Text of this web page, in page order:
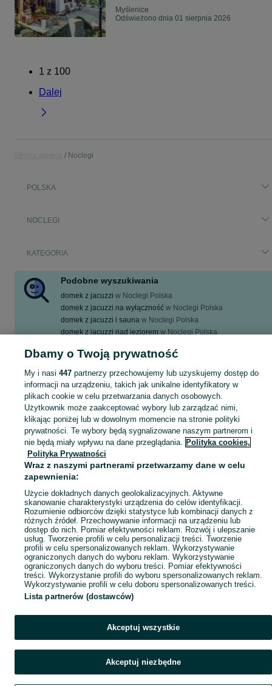
Myślenice
Odświeżono dnia 01 sierpnia 2026
1 z 100
Dalej
Noclegi
POLSKA
NOCLEGI
KATEGORIA
Podobne wyszukiwania
domek z jacuzzi w Noclegi Polska
domek z jacuzzi na wyłączność w Noclegi Polska
domek z jacuzzi i sauna w Noclegi Polska
domek z jacuzzi nad jeziorem w Noclegi Polska
Zobacz Więcej
Domki z jacuzzi - dlaczego to doskonała forma
Domki z jacuzzi to coraz bardziej popularna forma wypoczynku, która
Jednym z największych atutów tego rodzaju zakwaterowania jest
Wiele domków z jacuzzi jest wyposażonych w nowoczesne udogodnienia,
Gdzie najlepiej wynająć domek z jacuzzi?
Wybór lokalizacji na wynajem domku z jacuzzi zależy od tego, jaki rodzaj
Domki z jacuzzi nad morzem
Domki z jacuzzi nad morzemto idealna propozycja dla miłośników
Domki z jacuzzi w górach
Dla osób szukających kontaktu z naturą i górskich widoków, domki z
Domki z jacuzzi nad jeziorem
Dla miłośników wodnych atrakcji i ciszy, domki nad jeziorem z jacuzzi to
Oferta domków z jacuzzi w Polsce jest bardzo zróżnicowana, dzięki czemu
Wiele domków z jacuzzi oferuje dodatkowe udogodnienia, takie jak sauna,
Niektóre domki z jacuzzi są dostępne przez cały rok, co pozwala cieszyć
Ile kosztują domki z jacuzzi?
Mapa kategorii
Mapa miejscowości
Mapa ministron
Popularne wyszukiwania
Dbamy o Twoją prywatność
My i nasi 447partnerzy przechowujemy lub uzyskujemy dostęp do
informacji na urządzeniu, takich jak unikalne identyfikatory w
plikach cookie w celu przetwarzania danych osobowych.
Użytkownik może zaakceptować wybory lub zarządzać nimi,
klikając poniżej lub w dowolnym momencie na stronie polityki
prywatności. Te wybory będą sygnalizowane naszym partnerom i
nie będą miały wpływu na dane przeglądania. Polityka cookies,
Polityka Prywatności
Wraz z naszymi partnerami przetwarzamy dane w celu
zapewnienia:
Użycie dokładnych danych geolokalizacyjnych. Aktywne
skanowanie charakterystyki urządzenia do celów identyfikacji.
Rozumienie odbiorców dzięki statystyce lub kombinacji danych z
różnych źródeł. Przechowywanie informacji na urządzeniu lub
dostęp do nich. Pomiar efektywności reklam. Rozwój i ulepszanie
usług. Tworzenie profili w celu personalizacji treści. Tworzenie
profili w celu spersonalizowanych reklam. Wykorzystywanie
ograniczonych danych do wyboru reklam. Wykorzystywanie
ograniczonych danych do wyboru treści. Pomiar efektywności
treści. Wykorzystanie profili do wyboru spersonalizowanych reklam.
Wykorzystywanie profili w celu doboru spersonalizowanych treści.
Lista partnerów (dostawców)
Akceptuj wszystkie
Akceptuj niezbędne